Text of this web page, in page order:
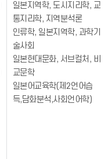
일본지역학, 도시지리학, 교
통지리학, 지역분석론
인류학, 일본지역학, 과학기
술사회
일본현대문화, 서브컬처, 비
교문학
일본어교육학(제2언어습
득,담화분석,사회언어학)